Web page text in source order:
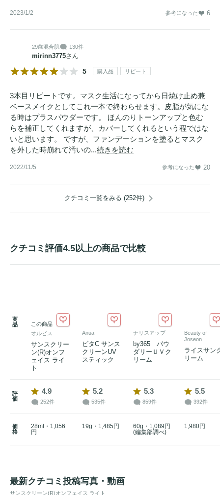
2023/1/2 参考になった 6
29歳混合肌 130件
mirinn3775さん
5 購入品 リピート
3本目リピートです。マスク生活になってから日焼け止め兼
ベースメイクとしてこれ一本で終わらせます。皮脂が気にな
る時はプラスパウダーです。 ほんのりトーンアップと色む
らを補正してくれますが、カバーしてくれるという程ではな
いと思います。 ですが、ファンデーションを塗るとマスク
を外した時崩れて汚いの...続きを読む
2022/11/5 参考になった 20
クチコミ一覧をみる (252件)
クチコミ評価4.5以上の商品で比較
商
品
この商品
オルビス
サンスクリー
ン(R)オンフ
ェイス ライ
ト
Anua
ビタC サンス
クリーンUV
スティック
ナリスアップ
by365 パウ
ダリーＵＶク
リーム
Beauty of
Joseon
ライスサン
リーム
評
価
4.9
252件
5.2
535件
5.3
859件
5.5
392件
価
格
28ml・1,056
円
19g・1,485円
60g・1,089円
(編集部調べ)
1,980円
最新クチコミ投稿写真・動画
サンスクリーン(R)オンフェイス ライト